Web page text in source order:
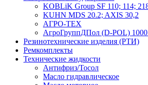
KOBLiK Group SF 110; 114;
KUHN MDS 20.2; AXIS 30,2
АГРО-ТЕХ
АгроГруппДПол (D-POL)
Резинотехнические изделия (РТИ)
Ремкомплекты
Технические жидкости
Антифриз/Тосол
Масло гидравлическое